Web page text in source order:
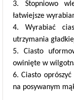
3. Stopniowo
łatwiejsze
4. Wyrabiać
utrzymania
5. Ciasto
owinięte w
6. Ciasto
na posywanym